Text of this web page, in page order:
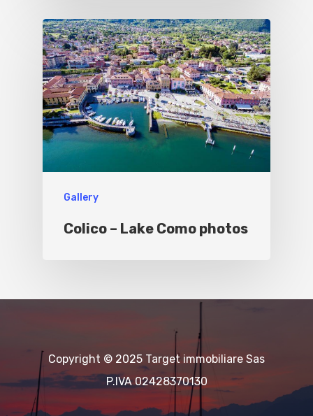
Gallery
Colico – Lake Como photos
Copyright © 2025 Target immobiliare Sas
P.IVA 02428370130